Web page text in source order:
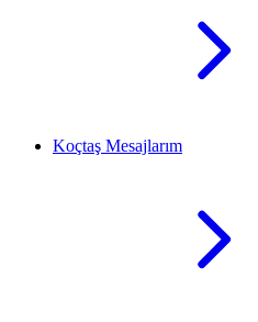
Koçtaş Mesajlarım